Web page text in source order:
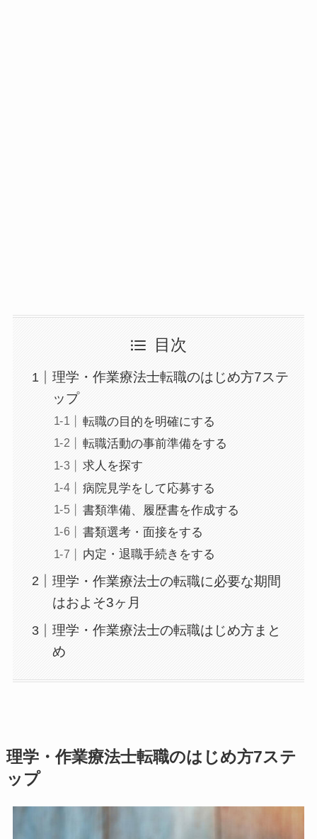
目次
理学・作業療法士転職のはじめ方7ステ
ップ
転職の目的を明確にする
転職活動の事前準備をする
求人を探す
病院見学をして応募する
書類準備、履歴書を作成する
書類選考・面接をする
内定・退職手続きをする
理学・作業療法士の転職に必要な期間
はおよそ3ヶ月
理学・作業療法士の転職はじめ方まと
め
理学・作業療法士転職のはじめ方7ステ
ップ